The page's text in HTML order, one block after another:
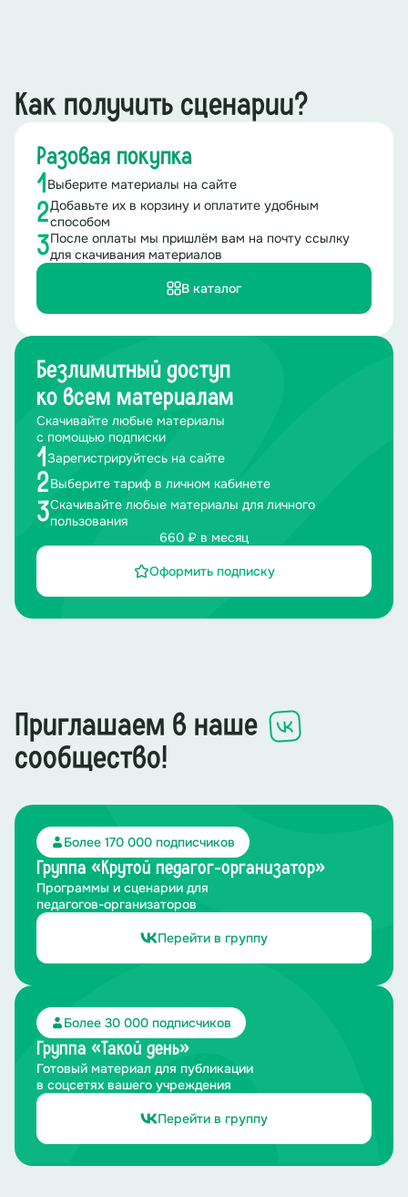
Как получить сценарии?
Разовая покупка
1 Выберите материалы на сайте
2Добавьте их в корзину и оплатите удобным
способом
3После оплаты мы пришлём вам на почту ссылку
для скачивания материалов
В каталог
Безлимитный доступ
ко всем материалам
Скачивайте любые материалы
с помощью подписки
1 Зарегистрируйтесь на сайте
2Выберите тариф в личном кабинете
3Скачивайте любые материалы для личного
пользования
660 ₽ в месяц
Оформить подписку
Приглашаем в наше
сообщество!
Более 170 000 подписчиков
Группа «Крутой педагог-организатор»
Программы и сценарии для
педагогов-организаторов
Перейти в группу
Более 30 000 подписчиков
Группа «Такой день»
Готовый материал для публикации
в соцсетях вашего учреждения
Перейти в группу